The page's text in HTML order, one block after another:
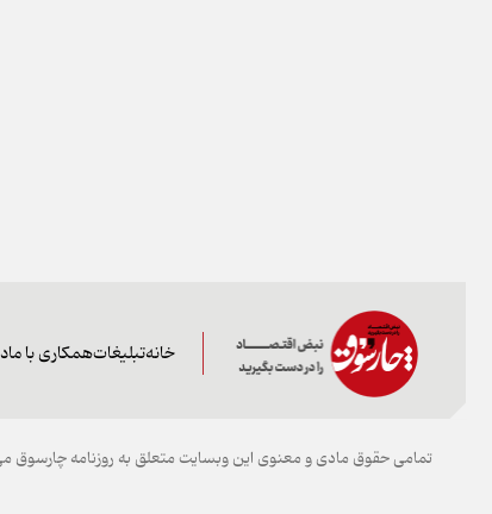
خانهتبلیغاتهمکاری با ما
تمامی حقوق مادی و معنوی این وبسایت متعلق به روزنامه چارسوق